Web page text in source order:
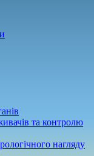
та контролю
нагляду